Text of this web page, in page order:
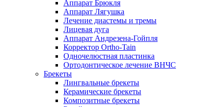
Аппарат Брюкля
Аппарат Лягушка
Лечение диастемы и тремы
Лицевая дуга
Аппарат Андрезена-Гойпля
Корректор Ortho-Tain
Одночелюстная пластинка
Ортодонтическое лечение ВНЧС
Брекеты
Лингвальные брекеты
Керамические брекеты
Композитные брекеты